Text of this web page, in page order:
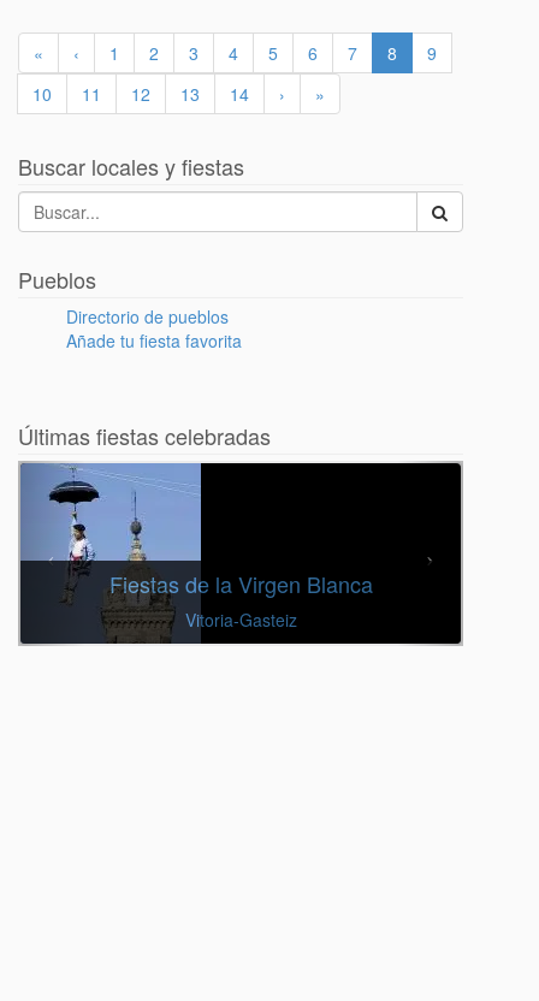
« ‹ 1 2 3 4 5 6 7 8
9
10
11 12 13 14 › »
Buscar locales y fiestas
Pueblos
Directorio de pueblos
Añade tu fiesta favorita
Últimas fiestas celebradas
Fiestas de la Virgen Blanca
Vitoria-Gasteiz